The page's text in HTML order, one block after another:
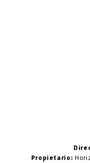
Propietario: